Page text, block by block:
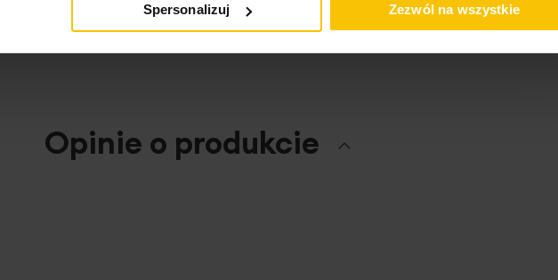
Spersonalizuj Zezwól na wszystkie
Opinie o produkcie